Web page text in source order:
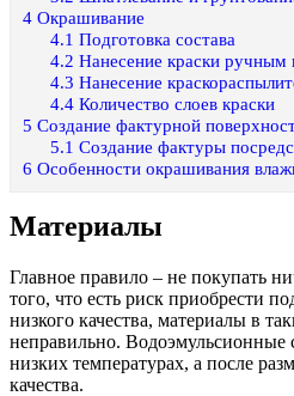
4 Окрашивание
4.1 Подготовка состава
4.2 Нанесение краски ручным
4.3 Нанесение
4.4Количество слоев краски
5 Создание фактурной
5.1 Создание фактуры
6 Особенности окрашивания
Материалы
Главное правило – не покупать
того, что есть риск приобрести
низкого качества, материалы в
неправильно. Водоэмульсионные
низких температурах, а после
качества.